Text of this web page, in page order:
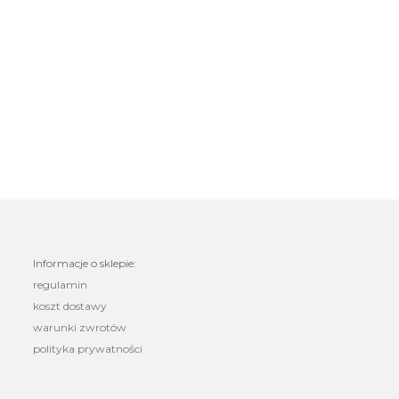
Informacje o sklepie:
regulamin
koszt dostawy
warunki zwrotów
polityka prywatności